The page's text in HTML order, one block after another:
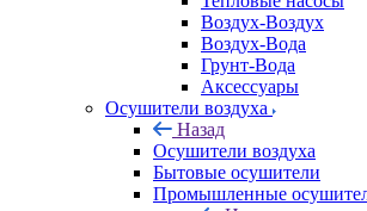
Воздух-Воздух
Воздух-Вода
Грунт-Вода
Аксессуары
Осушители воздуха
Назад
Осушители воздуха
Бытовые осушители
Промышленные